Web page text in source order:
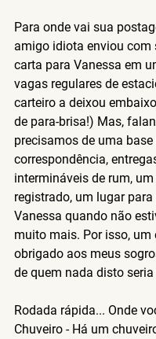
Para onde vai sua
amigo idiota enviou com
carta para Vanessa em
vagas regulares de
carteiro a deixou
de para-brisa!) Mas,
precisamos de uma base
correspondência,
intermináveis de rum,
registrado, um lugar
Vanessa quando não
muito mais. Por isso, um
obrigado aos meus
de quem nada disto
Rodada rápida... Onde
Chuveiro - Há um